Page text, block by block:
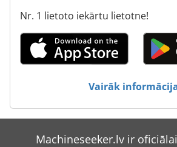
Nr. 1 lietoto iekārtu lietotne!
Vairāk
Machineseeker.lv ir